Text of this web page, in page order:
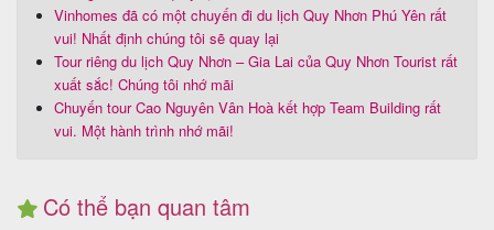
Vinhomes đã có một chuyến đi du lịch Quy Nhơn Phú Yên rất
vui! Nhất định chúng tôi sẽ quay lại
Tour riêng du lịch Quy Nhơn – Gia Lai của Quy Nhơn Tourist rất
xuất sắc! Chúng tôi nhớ mãi
Chuyến tour Cao Nguyên Vân Hoà kết hợp Team Building rất
vui. Một hành trình nhớ mãi!
Có thể bạn quan tâm